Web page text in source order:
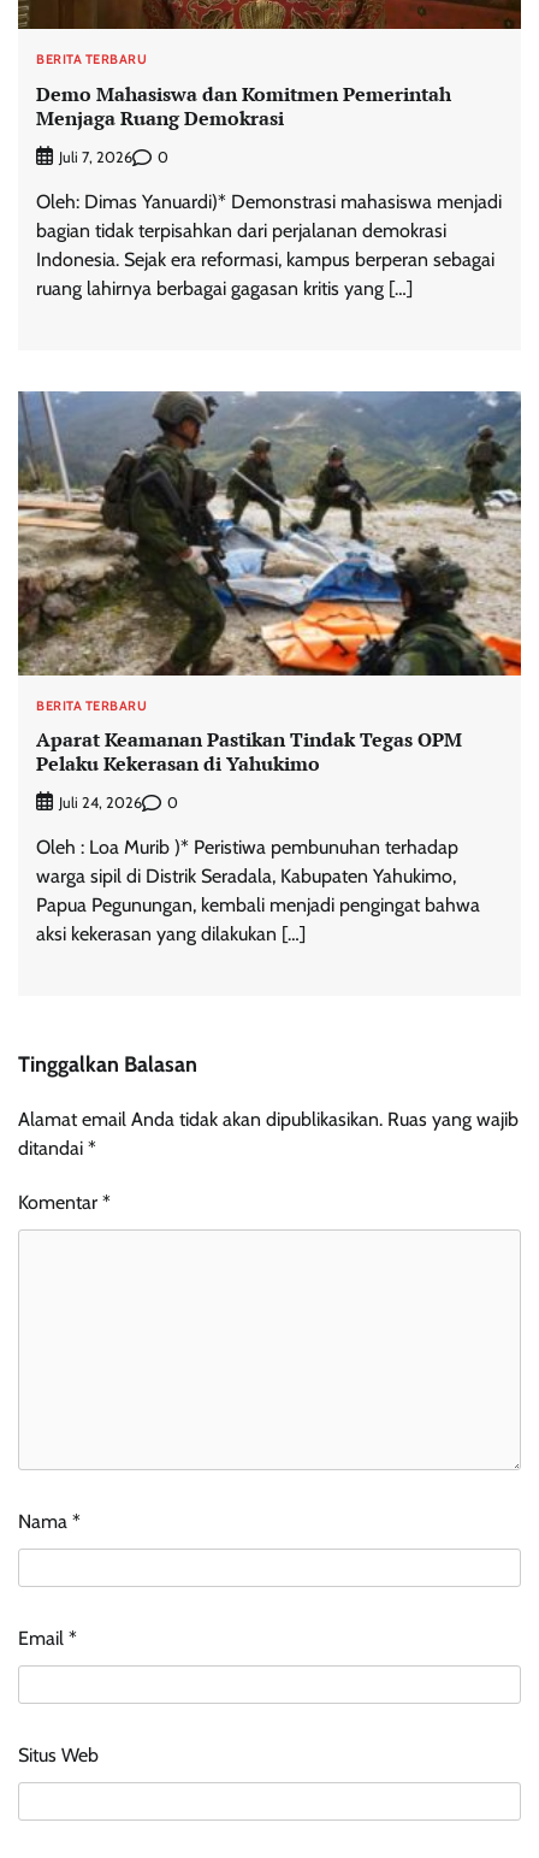
BERITA TERBARU
Demo Mahasiswa dan Komitmen Pemerintah
Menjaga Ruang Demokrasi
Juli 7, 2026 0
Oleh: Dimas Yanuardi)* Demonstrasi mahasiswa menjadi
bagian tidak terpisahkan dari perjalanan demokrasi
Indonesia. Sejak era reformasi, kampus berperan sebagai
ruang lahirnya berbagai gagasan kritis yang […]
BERITA TERBARU
Aparat Keamanan Pastikan Tindak Tegas OPM
Pelaku Kekerasan di Yahukimo
Juli 24, 2026 0
Oleh : Loa Murib )* Peristiwa pembunuhan terhadap
warga sipil di Distrik Seradala, Kabupaten Yahukimo,
Papua Pegunungan, kembali menjadi pengingat bahwa
aksi kekerasan yang dilakukan […]
Tinggalkan Balasan
Alamat email Anda tidak akan dipublikasikan. Ruas yang wajib
ditandai *
Komentar *
Nama *
Email *
Situs Web